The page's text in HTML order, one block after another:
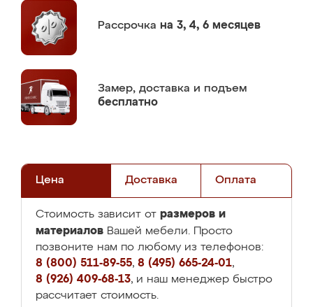
Рассрочка на 3, 4, 6 месяцев
Замер, доставка и подъем
бесплатно
Цена Доставка Оплата
Стоимость зависит от размеров и
материалов Вашей мебели. Просто
позвоните нам по любому из телефонов:
8 (800) 511-89-55, 8 (495) 665-24-01,
8 (926) 409-68-13, и наш менеджер быстро
рассчитает стоимость.